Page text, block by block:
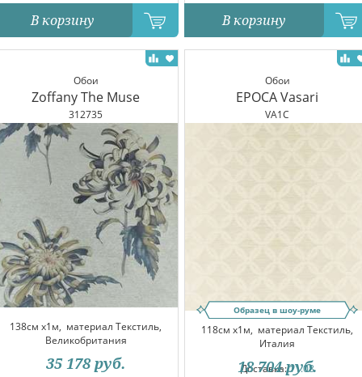
В корзину В корзину
Обои
Zoffany The Muse
312735
138см x1м, материал Текстиль,
Великобритания
35 178 руб.
Обои
EPOCA Vasari
VA1C
Образец в шоу-руме
118см x1м, материал Текстиль,
Италия
Доставка:11.08
18 704 руб.